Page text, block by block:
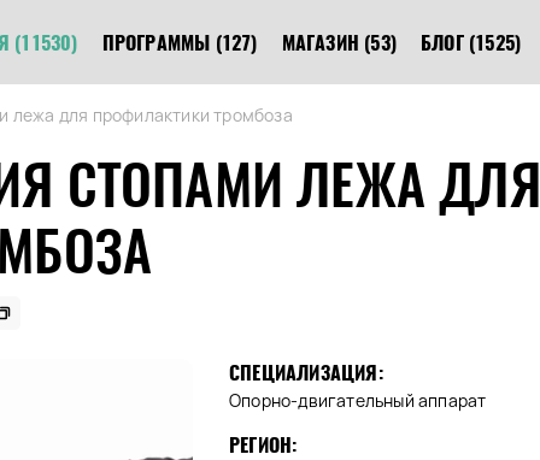
(11530) ПРОГРАММЫ (127) МАГАЗИН (53) БЛОГ (1525)
лежа для профилактики тромбоза
СТОПАМИ ЛЕЖА ДЛЯ
СПЕЦИАЛИЗАЦИЯ:
Опорно-двигательный аппарат
РЕГИОН: